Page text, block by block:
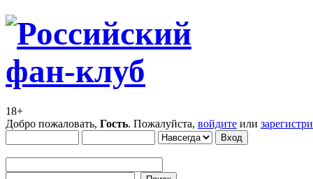
18+
Добро пожаловать, Гость. Пожалуйста, войдите или